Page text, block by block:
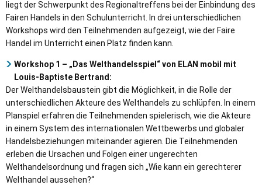
liegt der Schwerpunkt des Regionaltreffens bei der Einbindung des
Fairen Handels in den Schulunterricht. In drei unterschiedlichen
Workshops wird den Teilnehmenden aufgezeigt, wie der Faire
Handel im Unterricht einen Platz finden kann.
Workshop 1 – „Das Welthandelsspiel“ von ELAN mobil mit
Louis-Baptiste Bertrand:
Der Welthandelsbaustein gibt die Möglichkeit, in die Rolle der
unterschiedlichen Akteure des Welthandels zu schlüpfen. In einem
Planspiel erfahren die Teilnehmenden spielerisch, wie die Akteure
in einem System des internationalen Wettbewerbs und globaler
Handelsbeziehungen miteinander agieren. Die Teilnehmenden
erleben die Ursachen und Folgen einer ungerechten
Welthandelsordnung und fragen sich „Wie kann ein gerechterer
Welthandel aussehen?“